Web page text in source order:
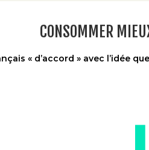
CONSOMMER
« d’accord » avec l’idée